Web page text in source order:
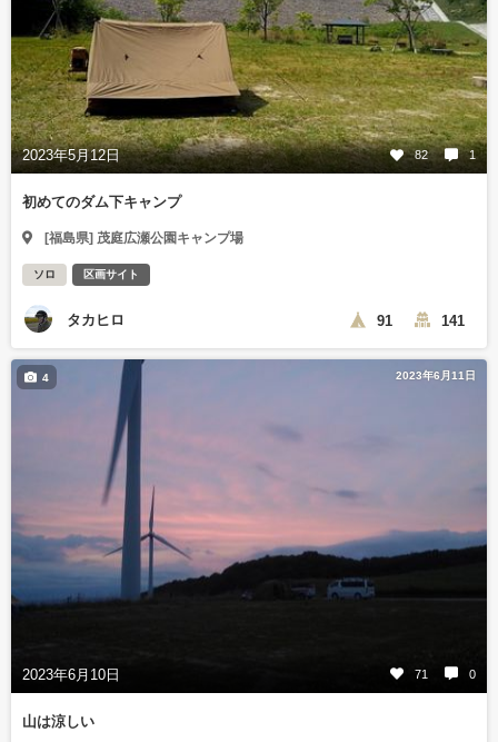
2023年5月12日 82 1
初めてのダム下キャンプ
[福島県] 茂庭広瀬公園キャンプ場
ソロ 区画サイト
タカヒロ 91 141
2023年6月11日
2023年6月10日 71 0
4
山は涼しい